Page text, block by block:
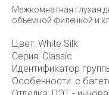
Межкомнатная глухая
объемной филенкой и
Цвет: White Silk
Серия: Classic
Идентификатор
Особенности: с